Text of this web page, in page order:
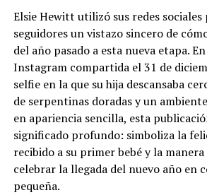
Elsie Hewitt utilizó sus redes sociales
seguidores un vistazo sincero de
del año pasado a esta nueva etapa.
Instagram compartida el 31 de
selfie en la que su hija descansaba
de serpentinas doradas y un
en apariencia sencilla, esta
significado profundo: simboliza la
recibido a su primer bebé y la
celebrar la llegada del nuevo año en
pequeña.